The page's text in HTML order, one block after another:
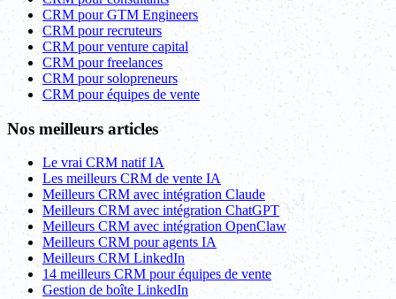
CRM pour GTM Engineers
CRM pour recruteurs
CRM pour venture capital
CRM pour freelances
CRM pour solopreneurs
CRM pour équipes de vente
Nos meilleurs articles
Le vrai CRM natif IA
Les meilleurs CRM de vente IA
Meilleurs CRM avec intégration Claude
Meilleurs CRM avec intégration ChatGPT
Meilleurs CRM avec intégration OpenClaw
Meilleurs CRM pour agents IA
Meilleurs CRM LinkedIn
14 meilleurs CRM pour équipes de vente
Gestion de boîte LinkedIn